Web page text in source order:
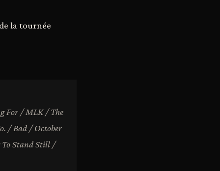
la tournée
For / MLK / The
/ Bad / October
To Stand Still /